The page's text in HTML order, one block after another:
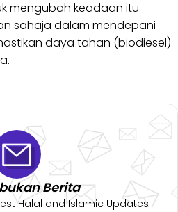
mengubah keadaan itu
sahaja dalam mendepani
daya tahan (biodiesel)
Berita
Halal and Islamic Updates